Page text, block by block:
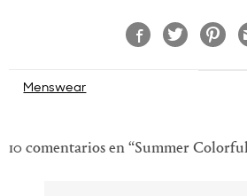
Navegación
entradas
Menswear
10 comentarios en “Summer